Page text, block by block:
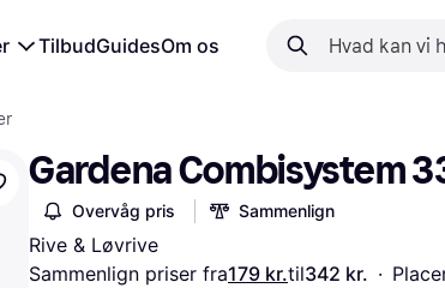
TilbudGuidesOm os
Gardena Combisystem
Overvåg pris Sammenlign
Rive & Løvrive
Sammenlign priser fra179 kr.til342 kr. ·